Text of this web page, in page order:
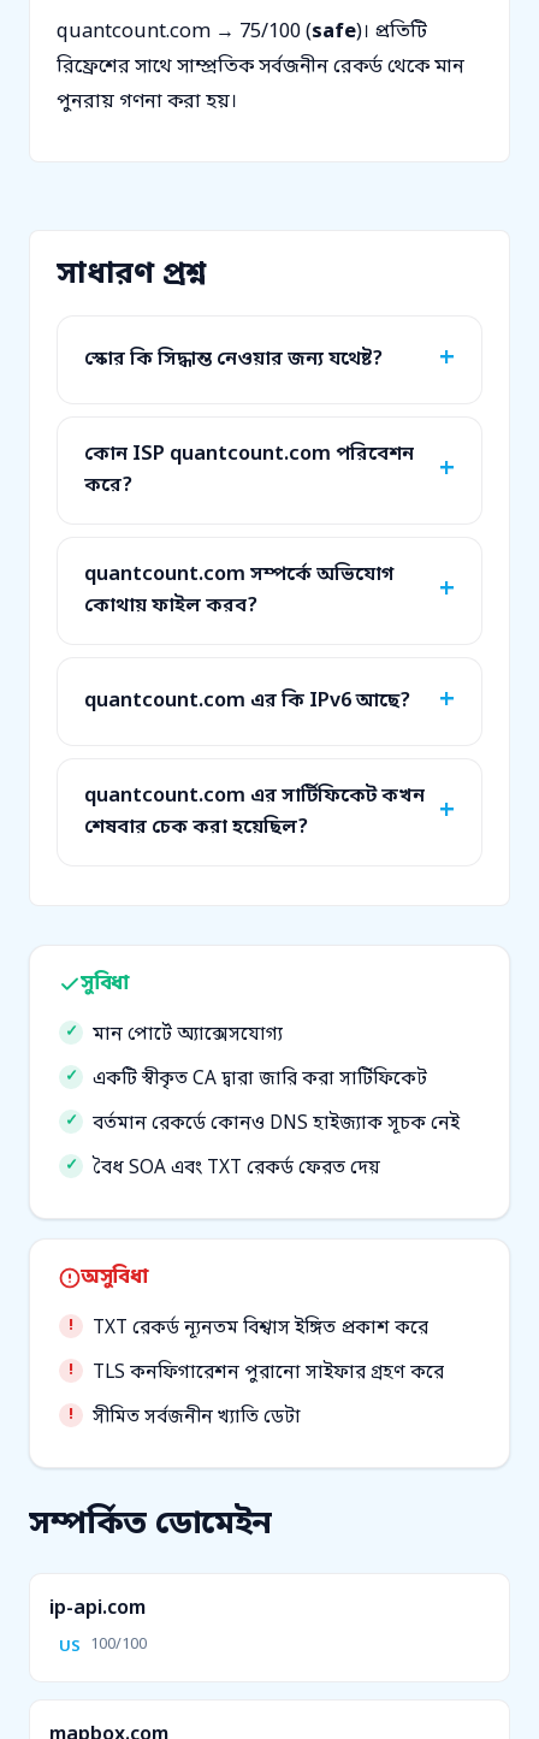
quantcount.com → 75/100 (safe)। প্রতিটি
রিফ্রেশের সাথে সাম্প্রতিক সর্বজনীন রেকর্ড থেকে মান
পুনরায় গণনা করা হয়।
সাধারণ প্রশ্ন
স্কোর কি সিদ্ধান্ত নেওয়ার জন্য যথেষ্ট?
কোন ISP quantcount.com পরিবেশন
করে?
quantcount.com সম্পর্কে অভিযোগ
কোথায় ফাইল করব?
quantcount.com এর কি IPv6 আছে?
quantcount.com এর সার্টিফিকেট কখন
শেষবার চেক করা হয়েছিল?
সুবিধা
মান পোর্টে অ্যাক্সেসযোগ্য
একটি স্বীকৃত CA দ্বারা জারি করা সার্টিফিকেট
বর্তমান রেকর্ডে কোনও DNS হাইজ্যাক সূচক নেই
বৈধ SOA এবং TXT রেকর্ড ফেরত দেয়
অসুবিধা
TXT রেকর্ড ন্যূনতম বিশ্বাস ইঙ্গিত প্রকাশ করে
TLS কনফিগারেশন পুরানো সাইফার গ্রহণ করে
সীমিত সর্বজনীন খ্যাতি ডেটা
সম্পর্কিত ডোমেইন
ip-api.com
US 100/100